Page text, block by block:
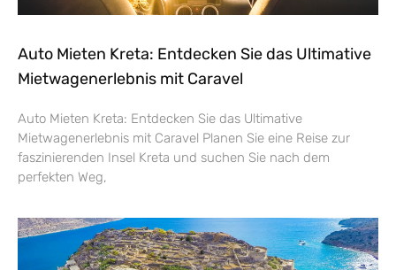
Auto Mieten Kreta: Entdecken Sie das Ultimative
Mietwagenerlebnis mit Caravel
Auto Mieten Kreta: Entdecken Sie das Ultimative
Mietwagenerlebnis mit Caravel Planen Sie eine Reise zur
faszinierenden Insel Kreta und suchen Sie nach dem
perfekten Weg,